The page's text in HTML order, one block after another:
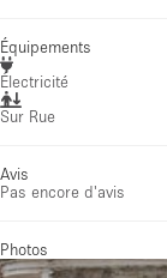
Équipements
Électricité
Sur Rue
Avis
Pas encore d'avis
Photos